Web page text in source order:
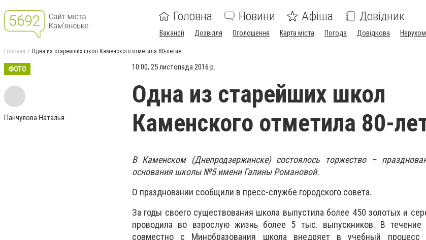
Головна Новини Афіша Довідник
Вакансії Дозвілля Оголошення Карта міста Погода Довідкова
Головна Одна из старейших школ Каменского отметила 80-летие
ФОТО
Панчулова Наталья
10:00, 25 листопада 2016 р.
Одна из старейших школ
Каменского отметила 80-
В Каменском (Днепродзержинске) состоялось торжество –
основания школы №5 имени Галины Романовой.
О праздновании сообщили в пресс-службе городского совета.
За годы своего существования школа выпустила более 450 золотых и
проводила во взрослую жизнь более 5 тыс. выпускников. В течение
совместно с Минобразования школа внедряет в учебный процесс